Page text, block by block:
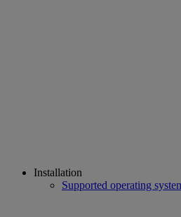
Installation
Supported operating